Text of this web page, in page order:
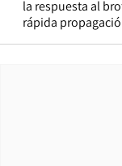
la respuesta al
rápida